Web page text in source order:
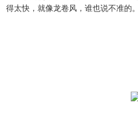
得太快，就像龙卷风，谁也说不准的。